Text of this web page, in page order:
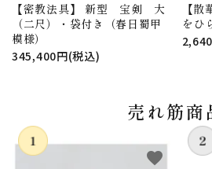
【密教法具】 新型 宝剣 大
（二尺）・袋付き（春日蜀甲
模様）
345,400円(税込)
【
をひ
売れ筋商
favorite